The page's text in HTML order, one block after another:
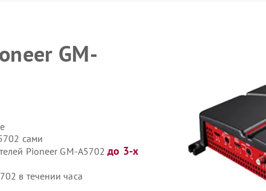
GM-
сами
Pioneer GM-A5702до 3-х
в течении часа